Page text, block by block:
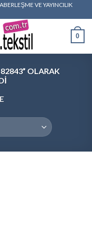
VE YAYINCILIK
0
OLARAK